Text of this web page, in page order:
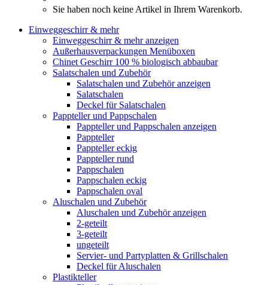
Sie haben noch keine Artikel in Ihrem Warenkorb.
Einweggeschirr & mehr
Einweggeschirr & mehr anzeigen
Außerhausverpackungen Menüboxen
Chinet Geschirr 100 % biologisch abbaubar
Salatschalen und Zubehör
Salatschalen und Zubehör anzeigen
Salatschalen
Deckel für Salatschalen
Pappteller und Pappschalen
Pappteller und Pappschalen anzeigen
Pappteller
Pappteller eckig
Pappteller rund
Pappschalen
Pappschalen eckig
Pappschalen oval
Aluschalen und Zubehör
Aluschalen und Zubehör anzeigen
2-geteilt
3-geteilt
ungeteilt
Servier- und Partyplatten & Grillschalen
Deckel für Aluschalen
Plastikteller